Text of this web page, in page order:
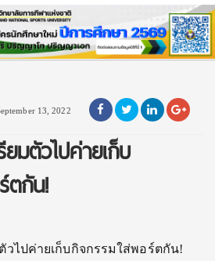
13, 2022
มตัวไปค่ายเก็บ
ตกัน!